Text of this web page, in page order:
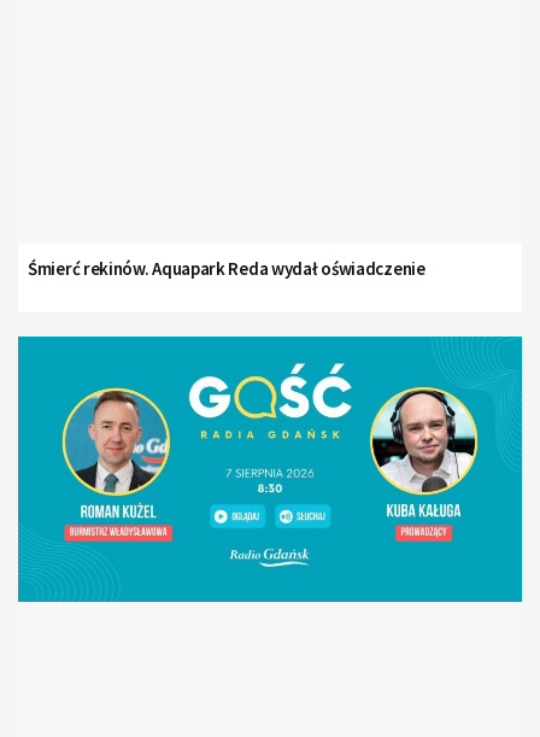
Śmierć rekinów. Aquapark Reda wydał oświadczenie